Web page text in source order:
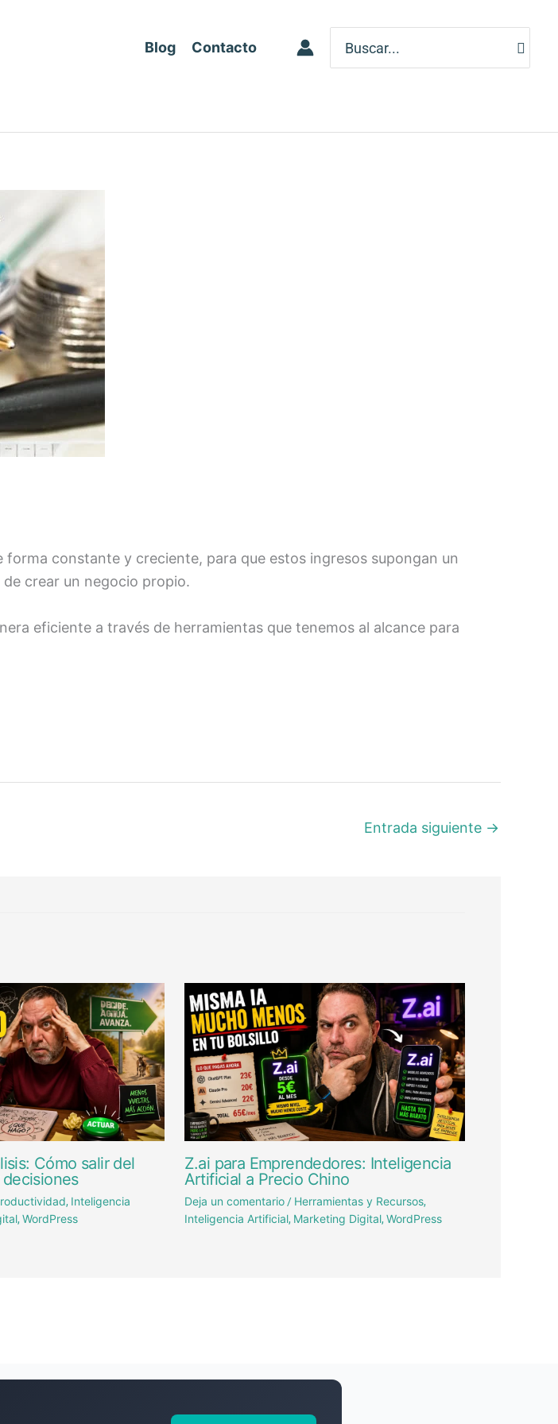
Blog Contacto
for:
constante y creciente, para que estos ingresos supongan un
crear un negocio propio.
eficiente a través de herramientas que tenemos al alcance para
Entrada siguiente →
Cómo salir del
, Inteligencia
,WordPress
Z.ai para Emprendedores: Inteligencia
Artificial a Precio Chino
Deja un comentario / Herramientas y Recursos,
Inteligencia Artificial, Marketing Digital, WordPress